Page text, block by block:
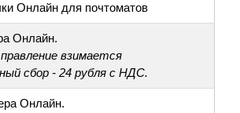
Онлайн для почтоматов
Онлайн.
взимается
сбор - 24 рубля с НДС.
Онлайн.